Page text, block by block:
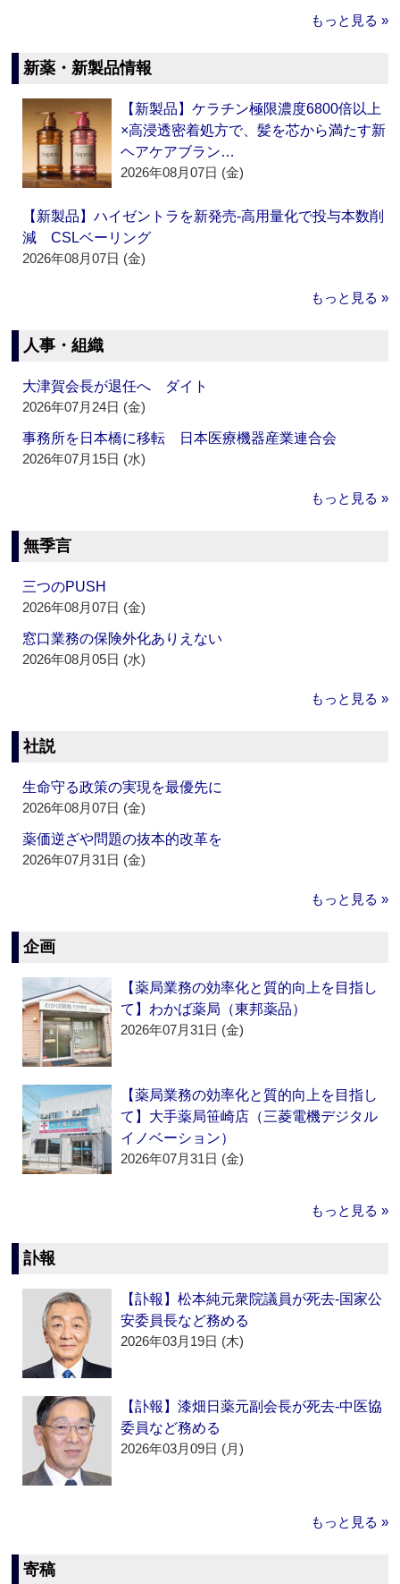
もっと見る »
新薬・新製品情報
【新製品】ケラチン極限濃度6800倍以上
×高浸透密着処方で、髪を芯から満たす新
ヘアケアブラン…
2026年08月07日 (金)
【新製品】ハイゼントラを新発売‐高用量化で投与本数削
減 CSLベーリング
2026年08月07日 (金)
もっと見る »
人事・組織
大津賀会長が退任へ ダイト
2026年07月24日 (金)
事務所を日本橋に移転 日本医療機器産業連合会
2026年07月15日 (水)
もっと見る »
無季言
三つのPUSH
2026年08月07日 (金)
窓口業務の保険外化ありえない
2026年08月05日 (水)
もっと見る »
社説
生命守る政策の実現を最優先に
2026年08月07日 (金)
薬価逆ざや問題の抜本的改革を
2026年07月31日 (金)
もっと見る »
企画
【薬局業務の効率化と質的向上を目指し
て】わかば薬局（東邦薬品）
2026年07月31日 (金)
【薬局業務の効率化と質的向上を目指し
て】大手薬局笹崎店（三菱電機デジタル
イノベーション）
2026年07月31日 (金)
もっと見る »
訃報
【訃報】松本純元衆院議員が死去‐国家公
安委員長など務める
2026年03月19日 (木)
【訃報】漆畑日薬元副会長が死去‐中医協
委員など務める
2026年03月09日 (月)
もっと見る »
寄稿